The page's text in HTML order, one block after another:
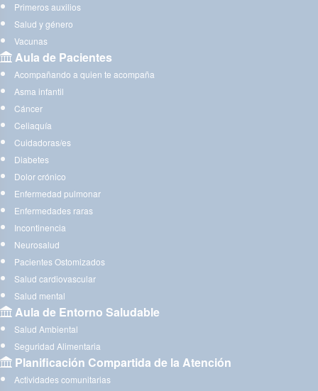
Primeros auxilios
Salud y género
Vacunas
Aula de Pacientes
Acompañando a quien te acompaña
Asma infantil
Cáncer
Celiaquía
Cuidadoras/es
Diabetes
Dolor crónico
Enfermedad pulmonar
Enfermedades raras
Incontinencia
Neurosalud
Pacientes Ostomizados
Salud cardiovascular
Salud mental
Aula de Entorno Saludable
Salud Ambiental
Seguridad Alimentaria
Planificación Compartida de la Atención
Actividades comunitarias